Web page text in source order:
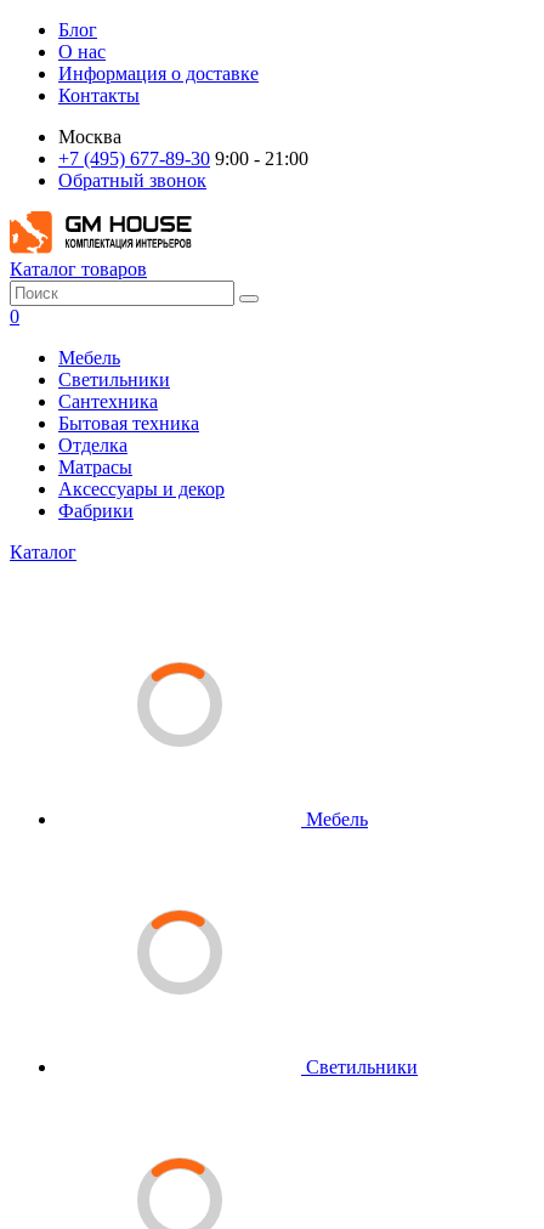
Блог
О нас
Информация о доставке
Контакты
Москва
+7 (495) 677-89-30 9:00 - 21:00
Обратный звонок
Каталог товаров
0
Мебель
Светильники
Сантехника
Бытовая техника
Отделка
Матрасы
Аксессуары и декор
Фабрики
Каталог
Мебель
Светильники